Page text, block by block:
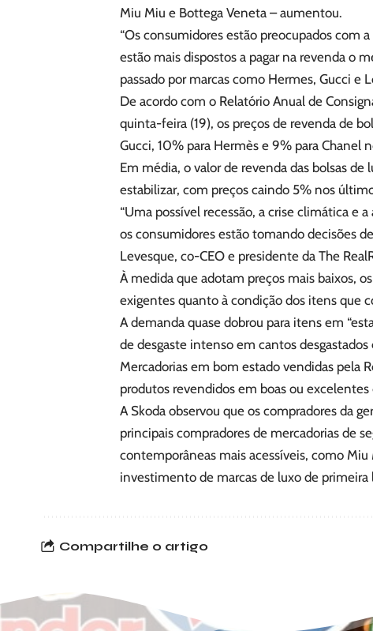
Miu Miu e Bottega Veneta – aumentou.
“Os consumidores estão preocupados com
estão mais dispostos a pagar na revenda o
passado por marcas como Hermes, Gucci e
De acordo com o Relatório Anual de
quinta-feira (19), os preços de revenda de
Gucci, 10% para Hermès e 9% para Chanel
Em média, o valor de revenda das bolsas de
estabilizar, com preços caindo 5% nos
“Uma possível recessão, a crise climática e
os consumidores estão tomando decisões
Levesque, co-CEO e presidente da The
À medida que adotam preços mais baixos,
exigentes quanto à condição dos itens que
A demanda quase dobrou para itens em
de desgaste intenso em cantos
Mercadorias em bom estado vendidas pela
produtos revendidos em boas ou excelentes
A Skoda observou que os compradores da
principais compradores de mercadorias de
contemporâneas mais acessíveis, como
investimento de marcas de luxo de primeira
Compartilhe o artigo